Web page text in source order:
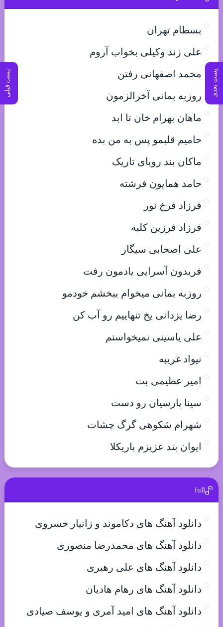
پست بعدی پست قبلی
بسطام تهران
علی زند وکیلی بخواب آروم
محمد اصفهانی رفتن
روزبه بمانی آخرالزمون
ماهان بهرام خان تا ابد
حامیم قلبمو پس به من بده
ماکان بند رویای تاریک
حامد همایون فرشته
فرزاد فرخ نور
فرزاد فرزین کلبه
علی اصحابی سیگار
فریدون آسرایی یادمون رفت
روزبه بمانی میخوام ببخشم خودمو
رضا یزدانی یخ تنهاییم رو آب کن
علی یاسینی نمیخواستم
نیواد غریبه
امیر عظیمی بت
سینا پارسیان رو دست
شهرام شکوهی گرگ چشات
ایوان بند عزیزم باریکلا
full
دانلود آهنگ های دکاموند و زانیار خسروی
دانلود آهنگ های محمدرضا منصوری
دانلود آهنگ های علی رهبری
دانلود آهنگ های رهام هادیان
دانلود آهنگ های امید آمری و یوسف صیادی